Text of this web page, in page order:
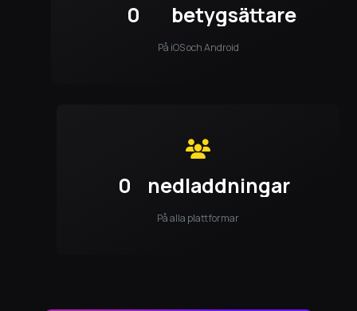
0 betygsättare
På iOS och Android
0 nedladdningar
På alla plattformar